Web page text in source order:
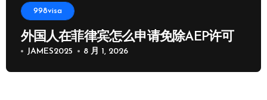
998visa
外国人在菲律宾怎么申请免除AEP许可
JAMES2025 8 月 1, 2026